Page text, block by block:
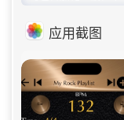
应用截图